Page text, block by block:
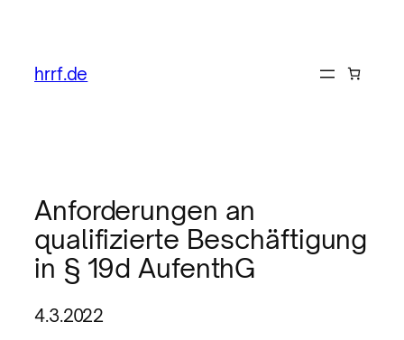
hrrf.de
Anforderungen an
qualifizierte Beschäftigung
in § 19d AufenthG
4.3.2022